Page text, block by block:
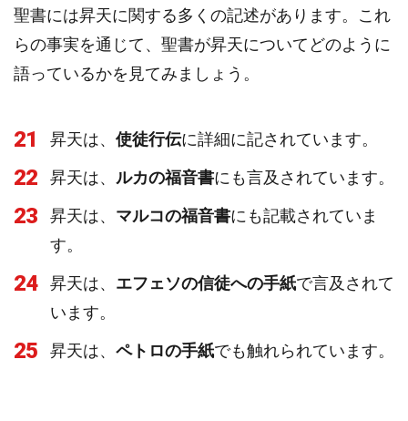
聖書には昇天に関する多くの記述があります。これ
らの事実を通じて、聖書が昇天についてどのように
語っているかを見てみましょう。
21 昇天は、 使徒行伝に詳細に記されています。
22 昇天は、 ルカの福音書にも言及されています。
23 昇天は、 マルコの福音書にも記載されていま
す。
24 昇天は、 エフェソの信徒への手紙で言及されて
います。
25 昇天は、 ペトロの手紙でも触れられています。